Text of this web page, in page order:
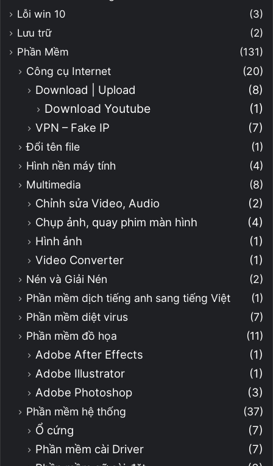
Lỗi win 10
(3)
Lưu trữ
(2)
Phần Mềm
(131)
Công cụ Internet (20)
Download | Upload (8)
Download Youtube (1)
VPN – Fake IP (7)
Đổi tên file
(1)
Hình nền máy tính
(4)
Multimedia
(8)
Chỉnh sửa Video, Audio
(2)
Chụp ảnh, quay phim màn hình
(4)
Hình ảnh
(1)
Video Converter
(1)
Nén và Giải Nén
(2)
Phần mềm dịch tiếng anh sang tiếng Việt
(1)
Phần mềm diệt virus
(7)
Phần mềm đồ họa
(11)
Adobe After Effects
(1)
Adobe Illustrator
(1)
Adobe Photoshop
(3)
Phần mềm hệ thống (37)
Ổ cứng
(7)
Phần mềm cài Driver
(7)